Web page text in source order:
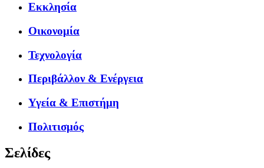
Εκκλησία
Οικονομία
Τεχνολογία
Περιβάλλον & Ενέργεια
Υγεία & Επιστήμη
Πολιτισμός
Σελίδες